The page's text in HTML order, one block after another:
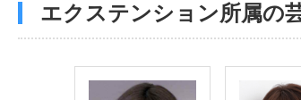
エクステンション所属の